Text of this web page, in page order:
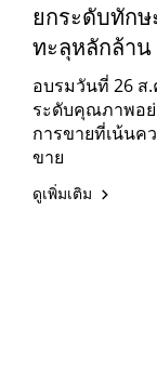
ยกระดับทักษ
ทะลุหลักล้าน
อบรมวันที่ 26 ส
ระดับคุณภาพอย่
การขายที่เน้นค
ขาย
ดูเพิ่มเติม